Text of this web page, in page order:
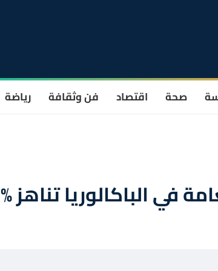
صحة اقتصاد فن وثقافة رياضة
في الباكالوريا تناهز %83